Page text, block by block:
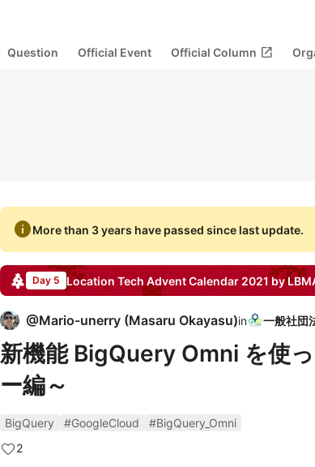
Question Official Event Official Column open_in_new
infoMore than 3 years have passed since last update.
Day 5 Location Tech Advent Calendar 2021 by
@Mario-unerry (Masaru Okayasu)in
新機能 BigQuery Omni を使
ー編～
BigQuery #GoogleCloud
#BigQuery_Omni
2